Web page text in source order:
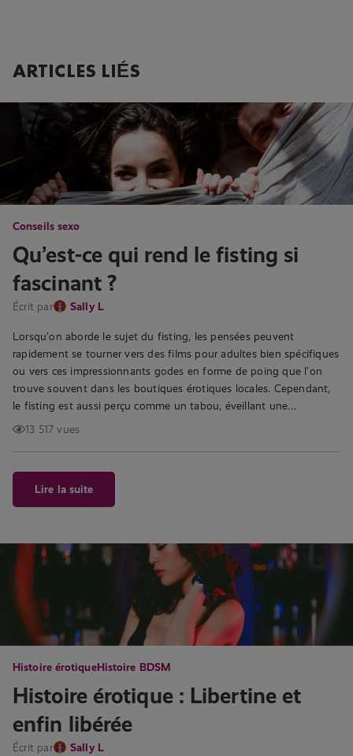
ARTICLES LIÉS
Conseils sexo
Qu’est-ce qui rend le fisting si
fascinant ?
Écrit par Sally L
Lorsqu’on aborde le sujet du fisting, les pensées peuvent
rapidement se tourner vers des films pour adultes bien spécifiques
ou vers ces impressionnants godes en forme de poing que l’on
trouve souvent dans les boutiques érotiques locales. Cependant,
le fisting est aussi perçu comme un tabou, éveillant une…
13 517 vues
Lire la suite
Histoire érotiqueHistoire BDSM
Histoire érotique : Libertine et
enfin libérée
Écrit par Sally L